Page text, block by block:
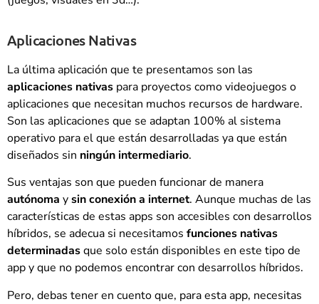
Aplicaciones Nativas
La última aplicación que te presentamos son las
aplicaciones nativas para proyectos como videojuegos o
aplicaciones que necesitan muchos recursos de hardware.
Son las aplicaciones que se adaptan 100% al sistema
operativo para el que están desarrolladas ya que están
diseñados sin ningún intermediario.
Sus ventajas son que pueden funcionar de manera
autónoma ysin conexión a internet. Aunque muchas de las
características de estas apps son accesibles con desarrollos
híbridos, se adecua si necesitamos funciones nativas
determinadasque solo están disponibles en este tipo de
app y que no podemos encontrar con desarrollos híbridos.
Pero, debas tener en cuento que, para esta app, necesitas